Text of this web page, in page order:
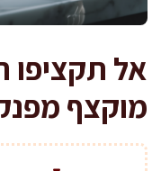
אל תקציפו
מוקצף